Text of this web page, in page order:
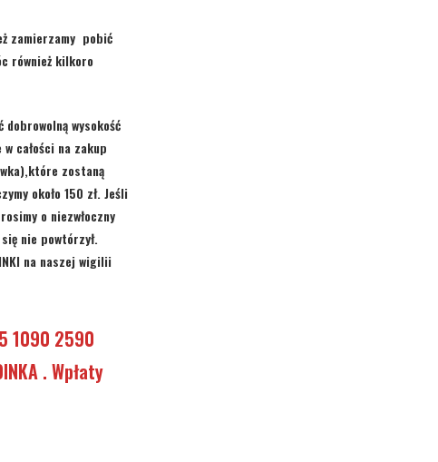
zamierzamy pobić
również kilkoro
wysokość
całości na zakup
zostaną
około 150 zł. Jeśli
o niezwłoczny
nie powtórzył.
na naszej wigilii
1090 2590
. Wpłaty